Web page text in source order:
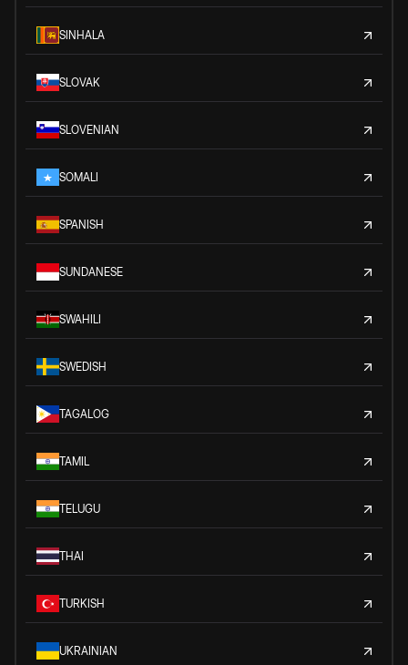
SINHALA
SLOVAK
SLOVENIAN
SOMALI
SPANISH
SUNDANESE
SWAHILI
SWEDISH
TAGALOG
TAMIL
TELUGU
THAI
TURKISH
UKRAINIAN